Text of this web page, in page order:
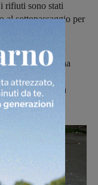
rifiuti sono stati
al sottopassaggio per
. Un cittadino ha
nessuno è
la piazzola